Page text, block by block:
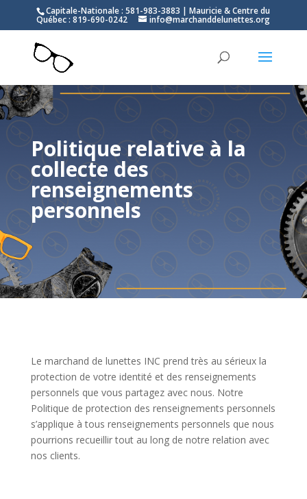
Capitale-Nationale : 581-983-3883 | Mauricie & Centre du
Québec : 819-690-0242 info@marchanddelunettes.org
Politique relative à la
collecte des
renseignements
personnels
Le marchand de lunettes INC prend très au sérieux la
protection de votre identité et des renseignements
personnels que vous partagez avec nous. Notre
Politique de protection des renseignements personnels
s’applique à tous renseignements personnels que nous
pourrions recueillir tout au long de notre relation avec
nos clients.